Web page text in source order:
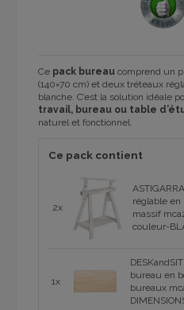
Ce pack bureau comprend un
(140×70 cm) et deux tréteaux
blanche. C’est la solution idéale
travail, bureau ou table
naturel et fonctionnel.
Ce pack contient
2x
réglable
massif
couleur-
1x
bureau en
bureaux